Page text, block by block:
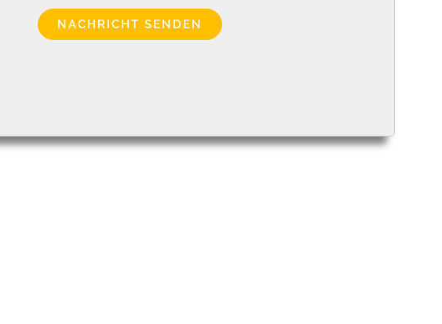
NACHRICHT SENDEN